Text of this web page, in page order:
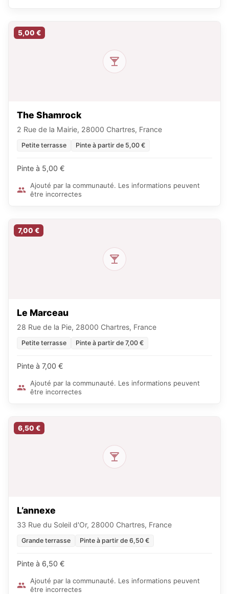
5,00 €
The Shamrock
2 Rue de la Mairie, 28000 Chartres, France
Petite terrasse Pinte à partir de 5,00 €
Pinte à 5,00 €
Ajouté par la communauté. Les informations peuvent
être incorrectes
7,00 €
Le Marceau
28 Rue de la Pie, 28000 Chartres, France
Petite terrasse Pinte à partir de 7,00 €
Pinte à 7,00 €
Ajouté par la communauté. Les informations peuvent
être incorrectes
6,50 €
L’annexe
33 Rue du Soleil d'Or, 28000 Chartres, France
Grande terrasse Pinte à partir de 6,50 €
Pinte à 6,50 €
Ajouté par la communauté. Les informations peuvent
être incorrectes